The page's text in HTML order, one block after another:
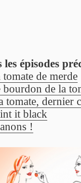
les épisodes
tomate de merde
bourdon de la
tomate, dernier
it black
!